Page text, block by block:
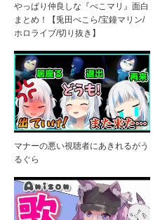
やっぱり仲良しな『ぺこマリ』面白
まとめ！【兎田ぺこら/宝鐘マリン/
ホロライブ/切り抜き】
マナーの悪い視聴者にあきれるがう
るぐら